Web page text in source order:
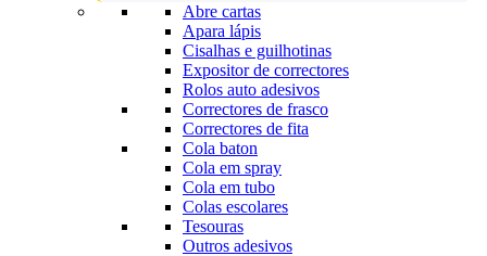
Abre cartas
Apara lápis
Cisalhas e guilhotinas
Expositor de correctores
Rolos auto adesivos
Correctores de frasco
Correctores de fita
Cola baton
Cola em spray
Cola em tubo
Colas escolares
Tesouras
Outros adesivos